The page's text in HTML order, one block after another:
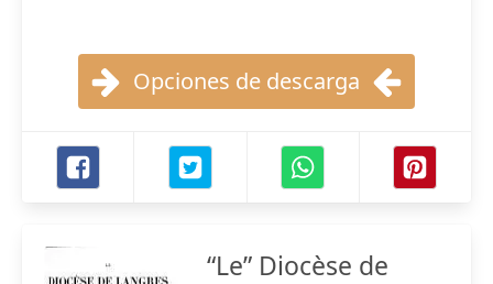
Opciones de descarga
“Le” Diocèse de